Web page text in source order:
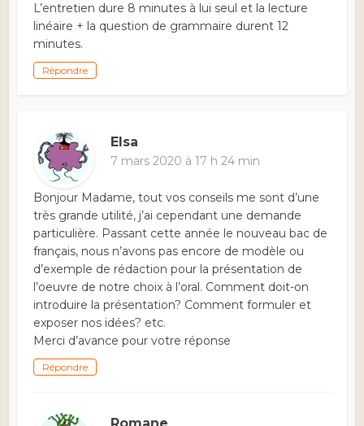
L’entretien dure 8 minutes à lui seul et la lecture
linéaire + la question de grammaire durent 12
minutes.
Répondre
Elsa
7 mars 2020 à 17 h 24 min
Bonjour Madame, tout vos conseils me sont d’une
très grande utilité, j’ai cependant une demande
particulière. Passant cette année le nouveau bac de
français, nous n’avons pas encore de modèle ou
d’exemple de rédaction pour la présentation de
l’oeuvre de notre choix à l’oral. Comment doit-on
introduire la présentation? Comment formuler et
exposer nos idées? etc.
Merci d’avance pour votre réponse
Répondre